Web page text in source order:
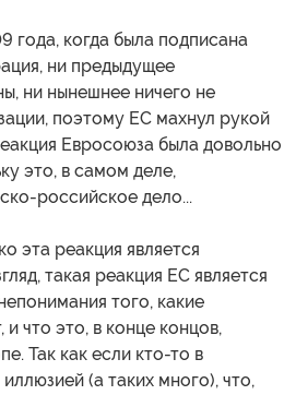
года, когда была подписана
ни предыдущее
ни нынешнее ничего не
поэтому ЕС махнул рукой
Евросоюза была довольно
это, в самом деле,
российское дело...
эта реакция является
такая реакция ЕС является
того, какие
что это, в конце концов,
Так как если кто-то в
(а таких много), что,